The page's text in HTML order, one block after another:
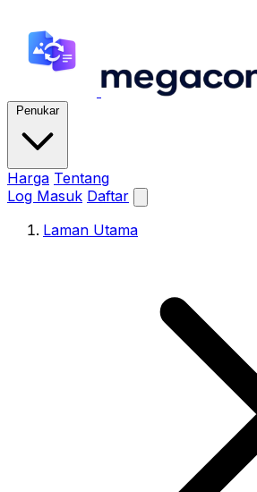
Penukar
Harga Tentang
Log Masuk Daftar
Laman Utama